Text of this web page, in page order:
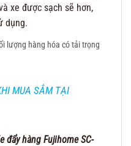
xe được sạch sẽ hơn,
dụng.
lượng hàng hóa có tải trọng
MUA SẮM TẠI
đẩy hàng Fujihome SC-